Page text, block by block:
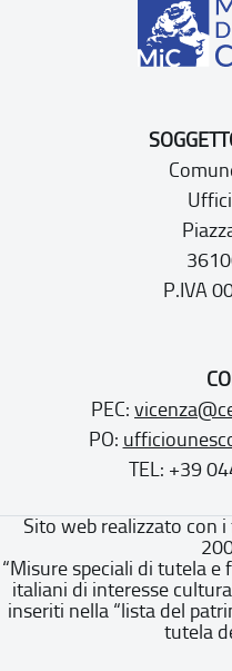
P.IVA
PEC:
PO:
TEL: +39
Sito web realizzato con
“Misure speciali di tutela
italiani di interesse
inseriti nella “lista del
tutela